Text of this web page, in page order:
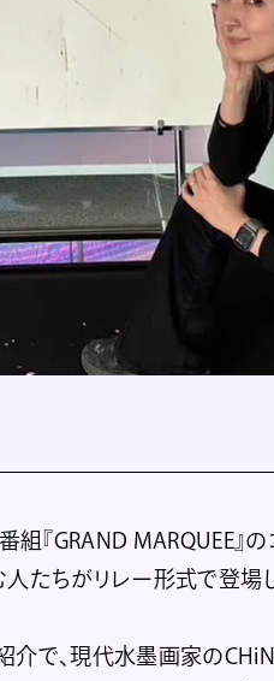
『GRAND MARQUEE』の
たちがリレー形式で登場し
で、現代水墨画家の